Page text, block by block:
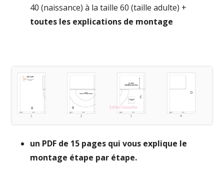
40 (naissance) à la taille 60 (taille adulte) +
toutes les explications de montage
un PDF de 15 pages qui vous explique le
montage étape par étape.